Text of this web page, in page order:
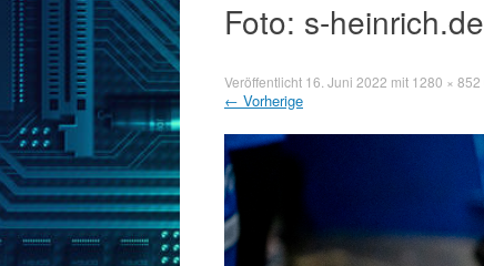
Foto: s-heinrich.de
Veröffentlicht 16. Juni 2022 mit 1280 × 852
← Vorherige